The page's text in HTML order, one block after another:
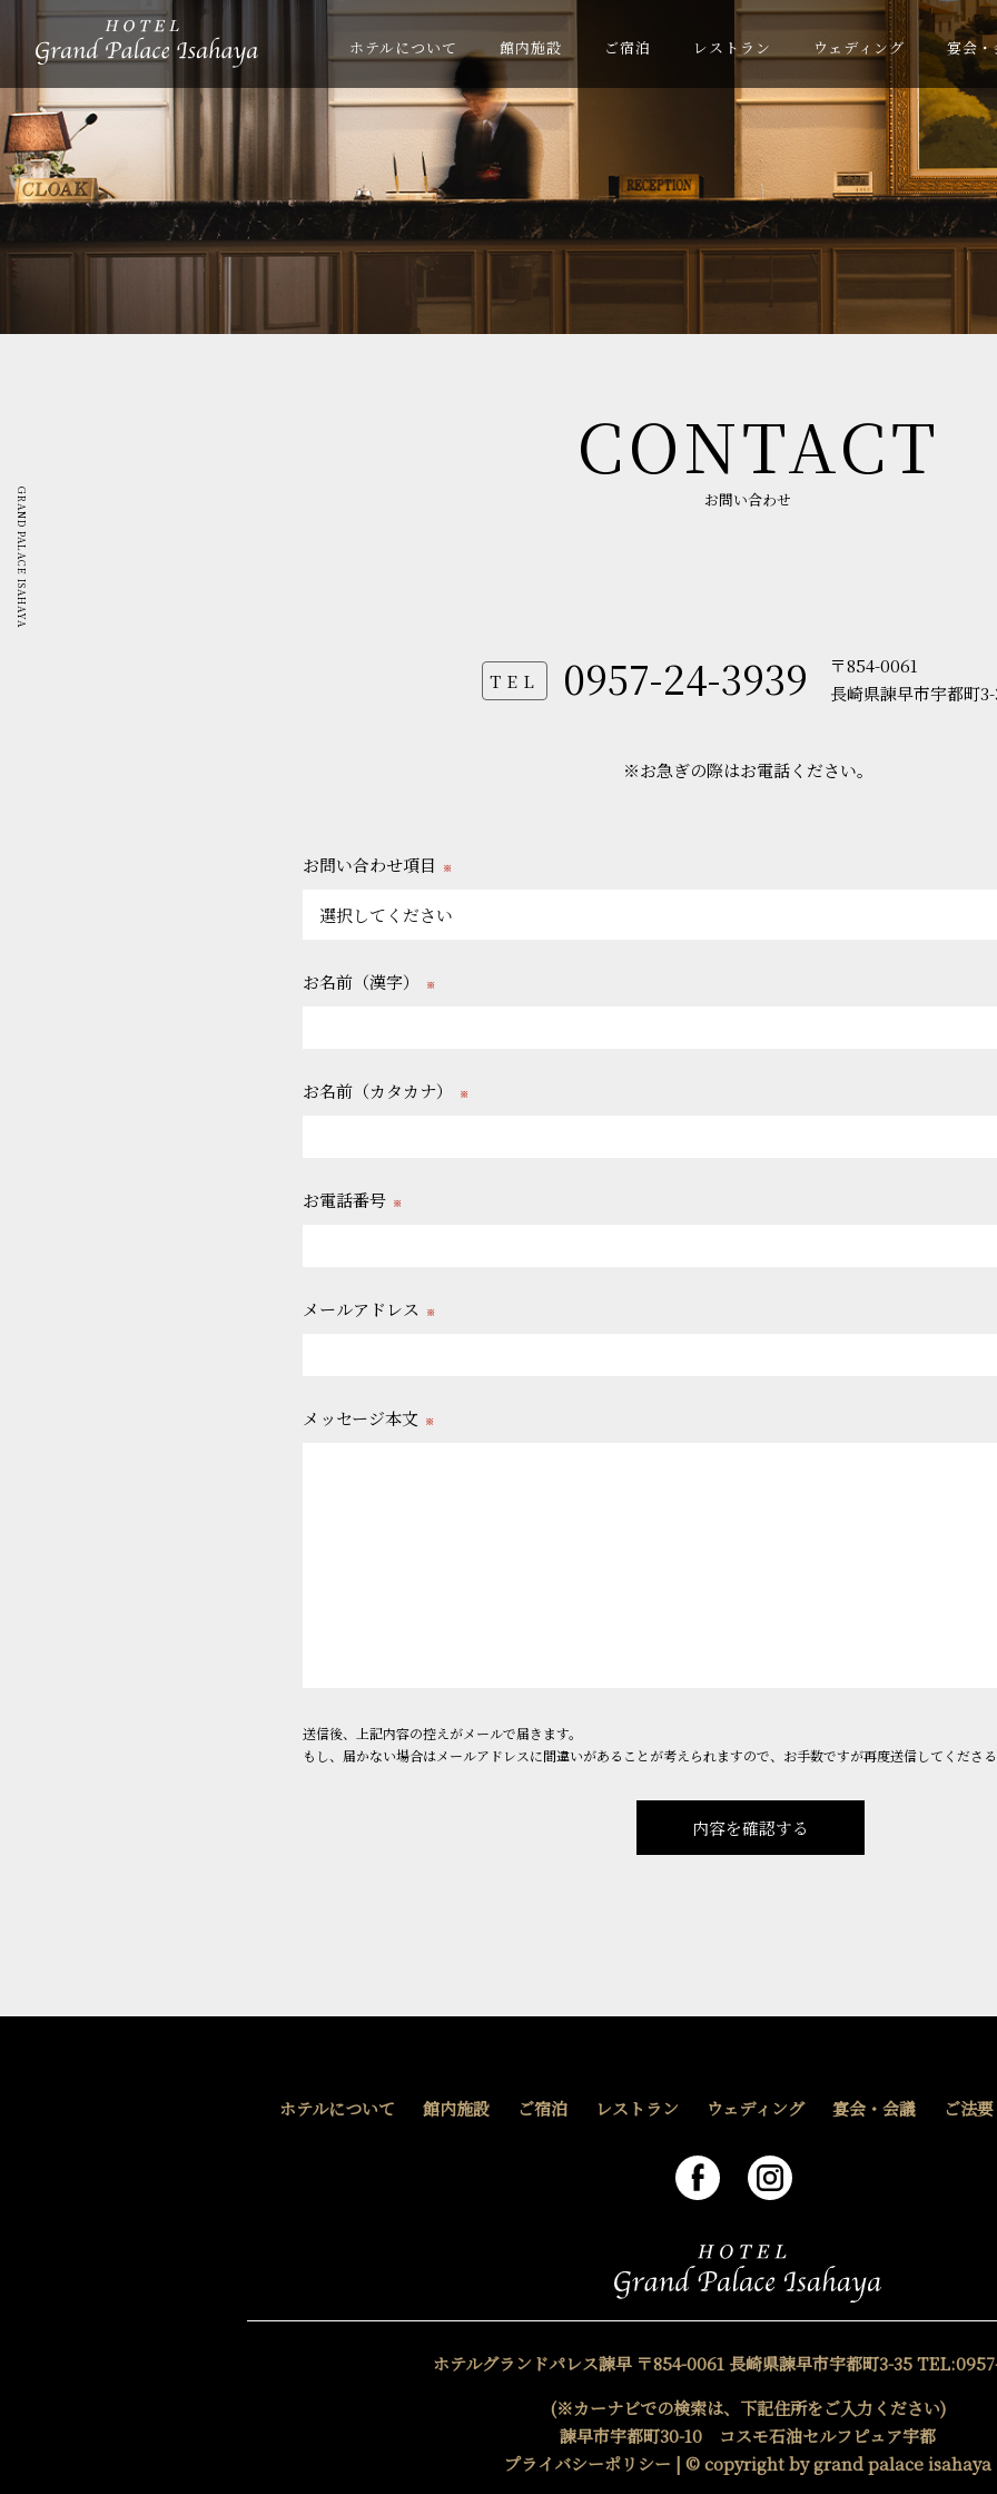
GRAND PALACE ISAHAYA
ホテルについて 館内施設 ご宿泊 レストラン ウェディング 宴会
CONTACT
お問い合わせ
TEL 0957-24-3939
〒854-0061
長崎県諫早市宇都町
※お急ぎの際はお電話ください。
お問い合わせ項目 ※
お名前（漢字） ※
お名前（カタカナ） ※
お電話番号 ※
メールアドレス ※
メッセージ本文 ※
送信後、上記内容の控えがメールで届きます。
もし、届かない場合はメールアドレスに間違いがあることが考えられますので、お手数ですが再度送信してくださ
ホテルについて 館内施設 ご宿泊 レストラン ウェディング 宴会・会議 ご法要
ホテルグランドパレス諫早 〒854-0061 長崎県諫早市宇都町3-35
(※カーナビでの検索は、下記住所をご入力ください)
諫早市宇都町30-10 コスモ石油セルフピュア宇都
プライバシーポリシー | © copyright by grand palace isahaya